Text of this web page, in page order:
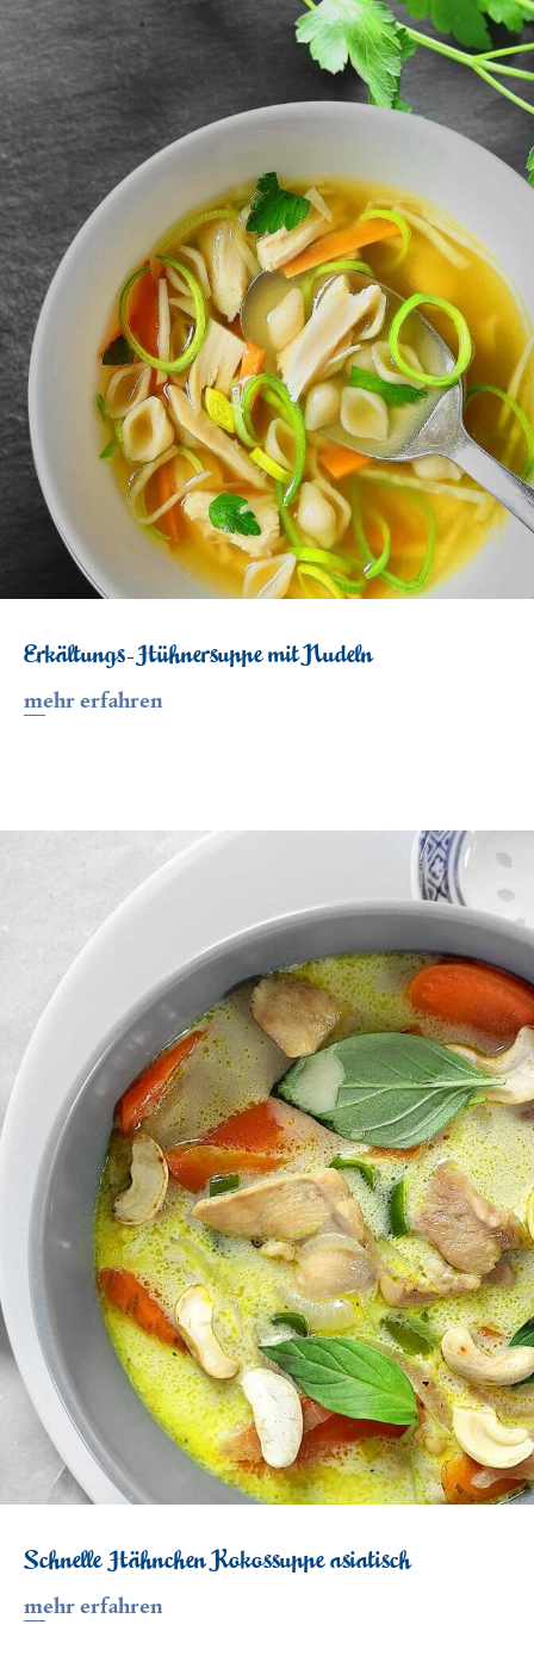
Erkältungs-Hühnersuppe mit Nudeln
mehr erfahren
Schnelle Hähnchen Kokossuppe asiatisch
mehr erfahren